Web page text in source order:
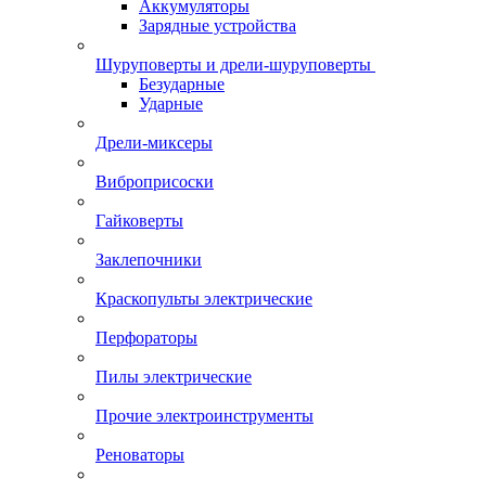
Аккумуляторы
Зарядные устройства
Шуруповерты и дрели-шуруповерты
Безударные
Ударные
Дрели-миксеры
Виброприсоски
Гайковерты
Заклепочники
Краскопульты электрические
Перфораторы
Пилы электрические
Прочие электроинструменты
Реноваторы